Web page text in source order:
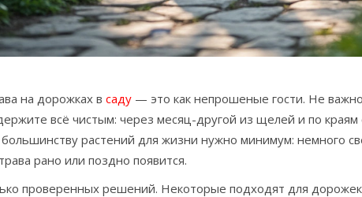
на дорожках в саду — это как непрошеные гости. Не
всё чистым: через месяц-другой из щелей и по краям
растений для жизни нужно минимум: немного
рано или поздно появится.
проверенных решений. Некоторые подходят для